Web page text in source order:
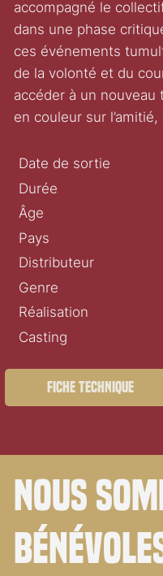
accompagné le
dans une phase
ces événements
de la volonté et du
accéder à un
en couleur sur
Date de sortie
Durée
Âge
Pays
Distributeur
Genre
Réalisation
Casting
Fiche technique
Nous